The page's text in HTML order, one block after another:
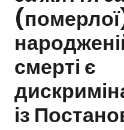
смерті є
із